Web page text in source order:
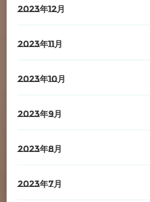
2023年12月
2023年11月
2023年10月
2023年9月
2023年8月
2023年7月